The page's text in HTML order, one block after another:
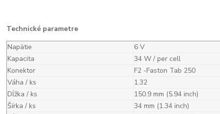
Technické parametre
Napätie
6 V
Kapacita
34 W / per cell
Konektor
F2 -Faston Tab 250
Váha / ks
1.32
Dĺžka / ks
150.9 mm (5.94 inch)
Šírka / ks
34 mm (1.34 inch)